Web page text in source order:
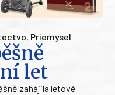
, Priemysel
let
zahájila letové